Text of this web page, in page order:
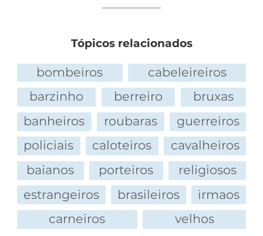
Homem 1 sai pensando: "Gente finíssima!"
Tópicos relacionados
bombeiros
cabeleireiros
barzinho
berreiro
bruxas
banheiros
roubaras
guerreiros
policiais
caloteiros
cavalheiros
baianos
porteiros
religiosos
estrangeiros
brasileiros
irmaos
carneiros
velhos